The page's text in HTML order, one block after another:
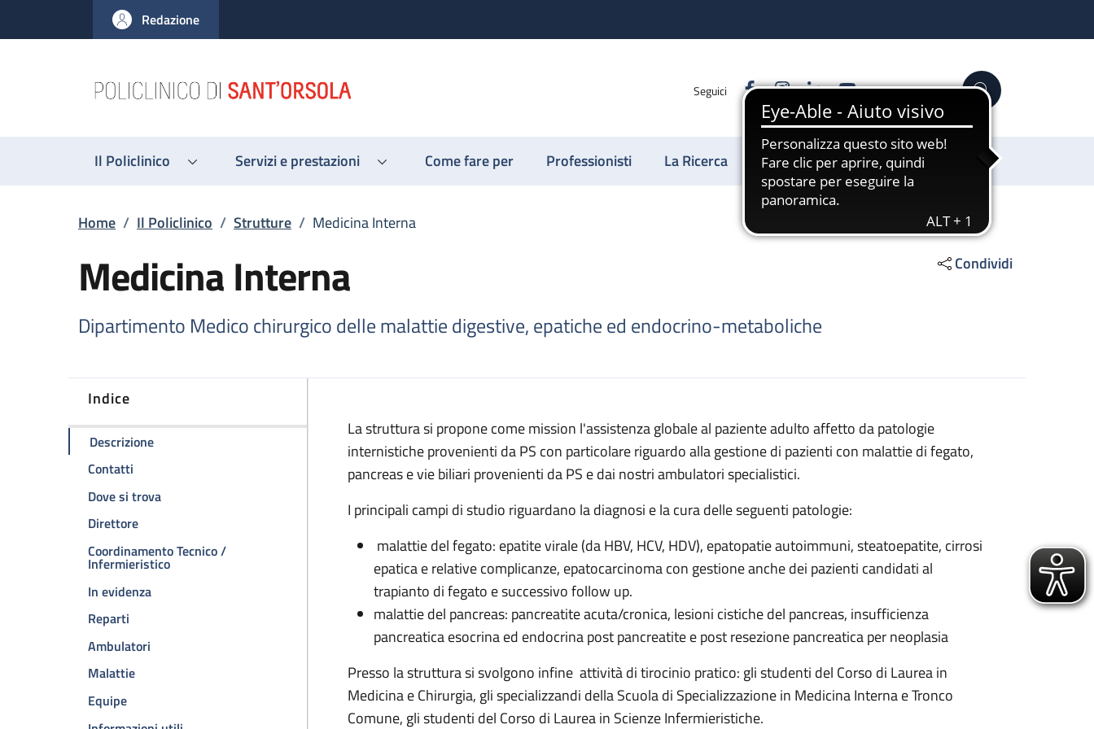
al contenuto principale
to footer content
Redazione
Seguici FacebookInstagram
LinkedinYouTube Cerca
Il Policlinico Servizi e prestazioni Come fare per Professionisti La Ricerca Sostienici
Briciole di pane
Home / Il Policlinico / Strutture / Medicina Interna
Medicina Interna
Dipartimento Medico chirurgico delle malattie digestive, epatiche ed endocrino-metaboliche
Condividi
Indice
Descrizionedella pagina Medicina Interna
Contatti
Dove si trovadella pagina Medicina Interna
Direttoredella pagina Medicina Interna
Coordinamento Tecnico /
Infermieristicodella pagina Medicina Interna
In evidenzadella pagina Medicina Interna
Reparti
Ambulatori
Malattiedella pagina Medicina Interna
Equipedella pagina Medicina Interna
Descrizione
La struttura si propone come mission l'assistenza globale al paziente adulto affetto da patologie
internistiche provenienti da PS con particolare riguardo alla gestione di pazienti con malattie di fegato,
pancreas e vie biliari provenienti da PS e dai nostri ambulatori specialistici.
I principali campi di studio riguardano la diagnosi e la cura delle seguenti patologie:
malattie del fegato: epatite virale (da HBV, HCV, HDV), epatopatie autoimmuni, steatoepatite, cirrosi
epatica e relative complicanze, epatocarcinoma con gestione anche dei pazienti candidati al
trapianto di fegato e successivo follow up.
malattie del pancreas: pancreatite acuta/cronica, lesioni cistiche del pancreas, insufficienza
pancreatica esocrina ed endocrina post pancreatite e post resezione pancreatica per neoplasia
Presso la struttura si svolgono infine attività di tirocinio pratico: gli studenti del Corso di Laurea in
Medicina e Chirurgia, gli specializzandi della Scuola di Specializzazione in Medicina Interna e Tronco
Comune, gli studenti del Corso di Laurea in Scienze Infermieristiche.